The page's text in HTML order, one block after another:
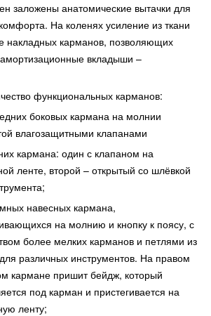
заложены анатомические вытачки для
На коленях усиление из ткани
накладных карманов, позволяющих
амортизационные вкладыши –
функциональных карманов:
боковых кармана на молнии
влагозащитными клапанами
кармана: один с клапаном на
ленте, второй – открытый со шлёвкой
навесных кармана,
на молнию и кнопку к поясу, с
более мелких карманов и петлями из
различных инструментов. На правом
кармане пришит бейдж, который
под карман и пристегивается на
ленту;